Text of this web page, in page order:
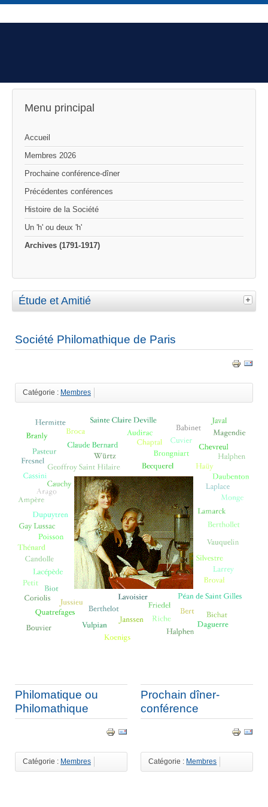
Menu principal
Accueil
Membres 2026
Prochaine conférence-dîner
Précédentes conférences
Histoire de la Société
Un 'h' ou deux 'h'
Archives (1791-1917)
Étude et Amitié
Société Philomathique de Paris
Catégorie : Membres
Philomatique ou
Philomathique
Catégorie : Membres
Prochain dîner-
conférence
Catégorie : Membres